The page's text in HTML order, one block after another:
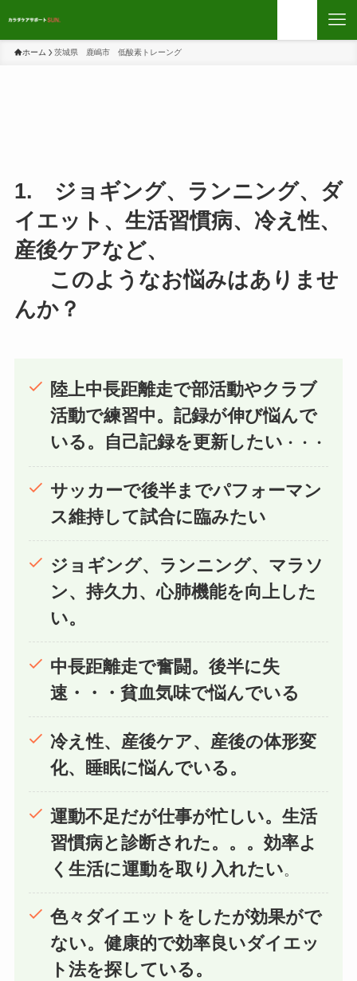
ホーム 茨城県 鹿嶋市 低酸素トレーング
1. ジョギング、ランニング、ダ
イエット、生活習慣病、冷え性、
産後ケアなど、
このようなお悩みはありませ
んか？
陸上中長距離走で部活動やクラブ
活動で練習中。記録が伸び悩んで
いる。自己記録を更新したい ・・・
サッカーで後半までパフォーマン
ス維持して試合に臨みたい
ジョギング、ランニング、マラソ
ン、持久力、心肺機能を向上した
い。
中長距離走で奮闘。後半に失
速・・・貧血気味で悩んでいる
冷え性、産後ケア、産後の体形変
化、睡眠に悩んでいる。
運動不足だが仕事が忙しい。生活
習慣病と診断された。。。効率よ
く生活に運動を取り入れたい。
色々ダイエットをしたが効果がで
ない。健康的で効率良いダイエッ
ト法を探している。